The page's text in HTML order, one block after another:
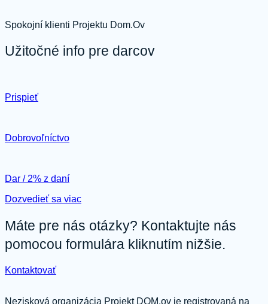
Spokojní klienti Projektu Dom.Ov
Užitočné info pre darcov
Prispieť
Dobrovoľníctvo
Dar / 2% z daní
Dozvedieť sa viac
Máte pre nás otázky? Kontaktujte nás
pomocou formulára kliknutím nižšie.
Kontaktovať
Nezisková organizácia Projekt DOM.ov je registrovaná na